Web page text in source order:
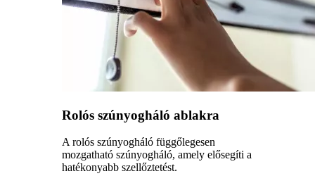
Rolós szúnyogháló ablakra
A rolós szúnyogháló függőlegesen
mozgatható szúnyogháló, amely elősegíti a
hatékonyabb szellőztetést.